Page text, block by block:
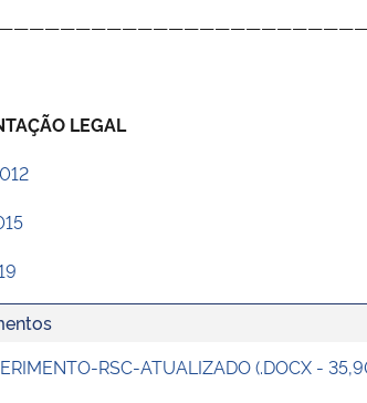
LEGAL
RSC-ATUALIZADO (.DOCX -